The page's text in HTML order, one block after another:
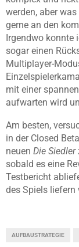
werden, aber
gerne an den
Irgendwo konnte
sogar einen
Multiplayer-
mit einer
aufwarten wird
Am besten,
in der Closed
neuen Die Siedler
sobald es eine
Testbericht
des Spiels liefern
AUFBAUSTRATEGIE